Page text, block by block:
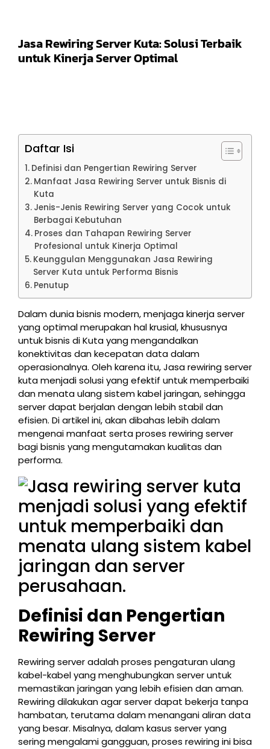
Jasa Rewiring Server Kuta: Solusi Terbaik
untuk Kinerja Server Optimal
Daftar Isi
Definisi dan Pengertian Rewiring Server
Manfaat Jasa Rewiring Server untuk Bisnis di
Kuta
Jenis-Jenis Rewiring Server yang Cocok untuk
Berbagai Kebutuhan
Proses dan Tahapan Rewiring Server
Profesional untuk Kinerja Optimal
Keunggulan Menggunakan Jasa Rewiring
Server Kuta untuk Performa Bisnis
Penutup
Dalam dunia bisnis modern, menjaga kinerja server
yang optimal merupakan hal krusial, khususnya
untuk bisnis di Kuta yang mengandalkan
konektivitas dan kecepatan data dalam
operasionalnya. Oleh karena itu, Jasa rewiring server
kuta menjadi solusi yang efektif untuk memperbaiki
dan menata ulang sistem kabel jaringan, sehingga
server dapat berjalan dengan lebih stabil dan
efisien. Di artikel ini, akan dibahas lebih dalam
mengenai manfaat serta proses rewiring server
bagi bisnis yang mengutamakan kualitas dan
performa.
Definisi dan Pengertian
Rewiring Server
Rewiring server adalah proses pengaturan ulang
kabel-kabel yang menghubungkan server untuk
memastikan jaringan yang lebih efisien dan aman.
Rewiring dilakukan agar server dapat bekerja tanpa
hambatan, terutama dalam menangani aliran data
yang besar. Misalnya, dalam kasus server yang
sering mengalami gangguan, proses rewiring ini bisa